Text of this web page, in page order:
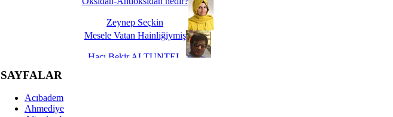
Zeynep Seçkin
Mesele Vatan Hainliğiymiş
Hacı Bekir ALTUNTEL
Dünya Fani, Ama Kısa Bir Süre De Olsa Burdayız
SAYFALAR
Acıbadem
Ahmediye